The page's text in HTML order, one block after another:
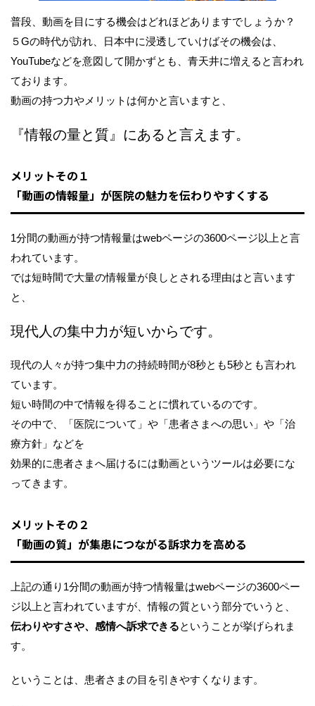
普段、動画を目にする機会はどれほどありますでしょうか？
５Gの時代が訪れ、日本中に浸透していけばその機会は、
YouTubeなどを意図して開かずとも、青天井に増えると言われ
ております。
動画の持つ力やメリットは何かと言いますと、
『情報の量と質』にあると言えます。
メリットその１
「動画の情報量」が医院の魅力を伝わりやすくする
1分間の動画が持つ情報量はwebページの3600ページ以上と言
われています。
では短時間で大量の情報量が良しとされる理由はと言います
と、
現代人の集中力が短いからです。
現代の人々が持つ集中力の持続時間が8秒とも5秒とも言われ
ています。
短い時間の中で情報を得ることに慣れているのです。
その中で、「医院について」や「患者さまへの思い」や「治
療方針」などを
効果的に患者さまへ届けるには動画というツールは必要にな
ってきます。
メリットその２
「動画の質」が集患につながる訴求力を高める
上記の通り1分間の動画が持つ情報量はwebページの3600ペー
ジ以上と言われていますが、情報の質という部分でいうと、
伝わりやすさや、感情へ訴求できるということが挙げられま
す。
ということは、患者さまの目を引きやすくなります。